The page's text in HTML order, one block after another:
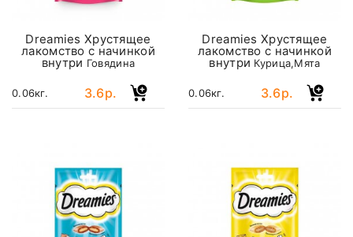
Dreamies Хрустящее
лакомство с начинкой
внутри Говядина
0.06кг. 3.6р.
Dreamies Хрустящее
лакомство с начинкой
внутри Курица,Мята
0.06кг. 3.6р.